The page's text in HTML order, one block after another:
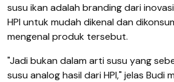
susu ikan adalah branding dari
HPI untuk mudah dikenal dan
mengenal produk tersebut.
"Jadi bukan dalam arti susu yang
susu analog hasil dari HPI," jelas Budi